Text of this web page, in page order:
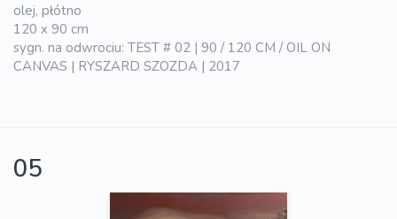
olej, płótno
120 x 90 cm
sygn. na odwrociu: TEST # 02 | 90 / 120 CM / OIL ON
CANVAS | RYSZARD SZOZDA | 2017
05